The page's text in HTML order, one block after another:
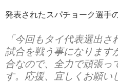
発表されたスパチョーク選手
「今回もタイ代表選出
試合を戦う事になります
合なので、全力で頑張っ
す。応援、宜しくお願い